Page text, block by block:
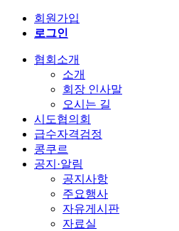
회원가입
로그인
협회소개
소개
회장 인사말
오시는 길
시도협의회
급수자격검정
콩쿠르
공지·알림
공지사항
주요행사
자유게시판
자료실